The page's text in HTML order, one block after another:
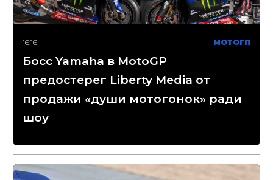
16:16 МОТОГП
Босс Yamaha в MotoGP
предостерег Liberty Media от
продажи «души мотогонок» ради
шоу